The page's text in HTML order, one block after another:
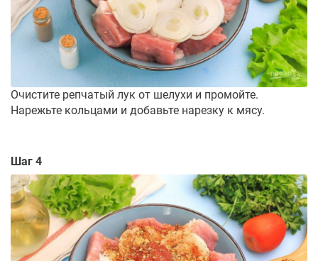
Очистите репчатый лук от шелухи и промойте.
Нарежьте кольцами и добавьте нарезку к мясу.
Шаг 4